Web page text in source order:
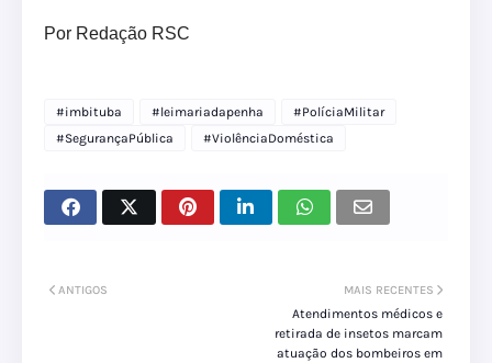
Por Redação RSC
#imbituba #leimariadapenha
#PolíciaMilitar
#SegurançaPública
#ViolênciaDoméstica
MAIS RECENTES
Atendimentos médicos e
retirada de insetos marcam
atuação dos bombeiros em
ANTIGOS